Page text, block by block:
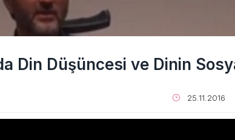
Din Düşüncesi ve Dinin
25.11.2016